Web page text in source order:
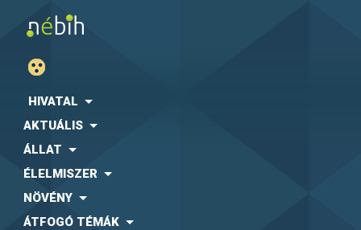
HIVATAL
AKTUÁLIS
ÁLLAT
ÉLELMISZER
NÖVÉNY
ÁTFOGÓ TÉMÁK